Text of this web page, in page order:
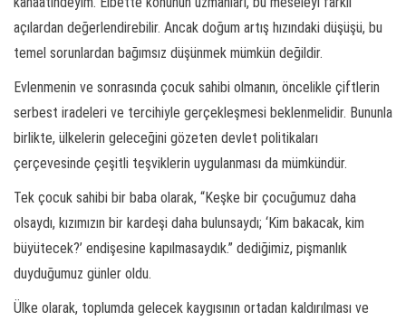
açılardan değerlendirebilir. Ancak doğum artış hızındaki düşüşü, bu
temel sorunlardan bağımsız düşünmek mümkün değildir.
Evlenmenin ve sonrasında çocuk sahibi olmanın, öncelikle çiftlerin
serbest iradeleri ve tercihiyle gerçekleşmesi beklenmelidir. Bununla
birlikte, ülkelerin geleceğini gözeten devlet politikaları
çerçevesinde çeşitli teşviklerin uygulanması da mümkündür.
Tek çocuk sahibi bir baba olarak, “Keşke bir çocuğumuz daha
olsaydı, kızımızın bir kardeşi daha bulunsaydı; ‘Kim bakacak, kim
büyütecek?’ endişesine kapılmasaydık.” dediğimiz, pişmanlık
duyduğumuz günler oldu.
Ülke olarak, toplumda gelecek kaygısının ortadan kaldırılması ve